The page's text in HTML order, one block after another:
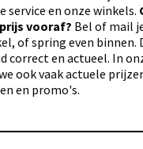
service en onze winkels.
vooraf? Bel of mail
of spring even binnen.
correct en actueel. In
ook vaak actuele
en promo's.